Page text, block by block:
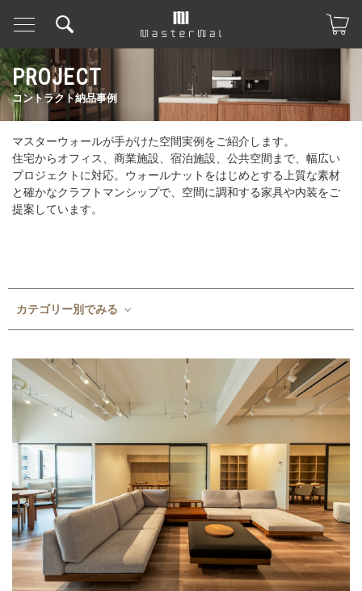
PROJECT
コントラクト納品事例
マスターウォールが手がけた空間実例をご紹介します。
住宅からオフィス、商業施設、宿泊施設、公共空間まで、幅広い
プロジェクトに対応。ウォールナットをはじめとする上質な素材
と確かなクラフトマンシップで、空間に調和する家具や内装をご
提案しています。
カテゴリー別でみる